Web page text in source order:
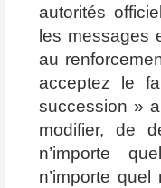
autorités
les messages
au
acceptez le
succession »
modifier, de
n’importe
n’importe